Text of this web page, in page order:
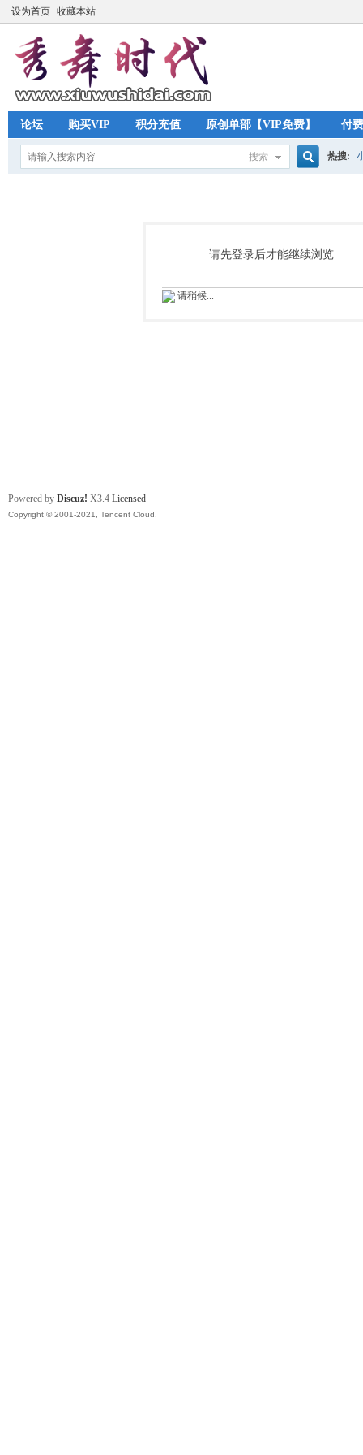
设为首页 收藏本站
论坛 购买VIP 积分充值 原创单部【VIP免费】 付
搜索
索
热搜:
请先登录后才能继续浏览
请稍候...
Powered by Discuz! X3.4 Licensed
Copyright © 2001-2021, Tencent Cloud.